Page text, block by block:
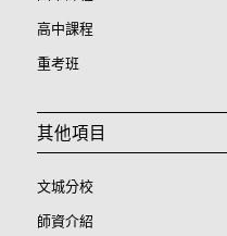
高中課程
重考班
其他項目
文城分校
師資介紹